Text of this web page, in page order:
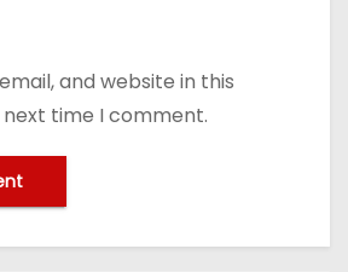
and website in this
time I comment.